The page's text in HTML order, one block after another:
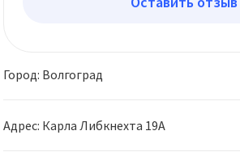
Город: Волгоград
Адрес: Карла Либкнехта 19А